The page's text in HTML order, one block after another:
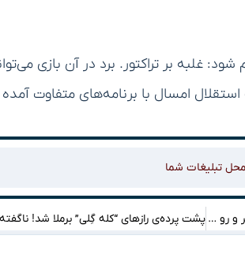
غلبه بر تراکتور. برد در آن بازی
استقلال امسال با برنامه‌های متفاوت
محل تبلیغات شما
راز شیک‌پوشی تابستانی: با یه شومیز سفید، استایلت رو زیر و رو کن!